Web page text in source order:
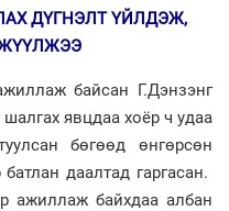
ДҮГНЭЛТ ҮЙЛДЭЖ,
байсан Г.Дэнзэнг
явцдаа хоёр ч удаа
бөгөөд өнгөрсөн
даалтад гаргасан.
ажиллаж байхдаа албан